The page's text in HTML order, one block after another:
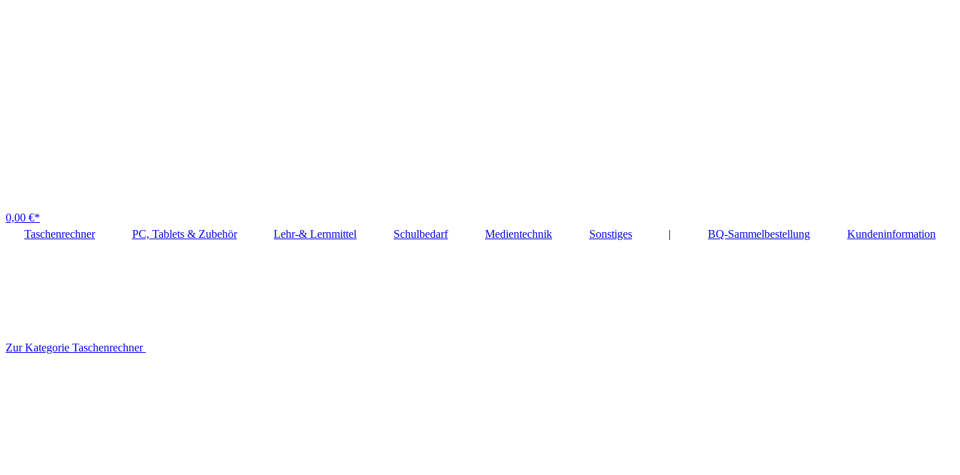
0,00 €*
Taschenrechner
PC, Tablets & Zubehör Lehr-& Lernmittel Schulbedarf Medientechnik Sonstiges | BQ-Sammelbestellung Kundeninformation
Zur Kategorie Taschenrechner